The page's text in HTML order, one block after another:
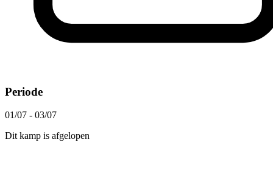
Periode
01/07 - 03/07
Dit kamp is afgelopen